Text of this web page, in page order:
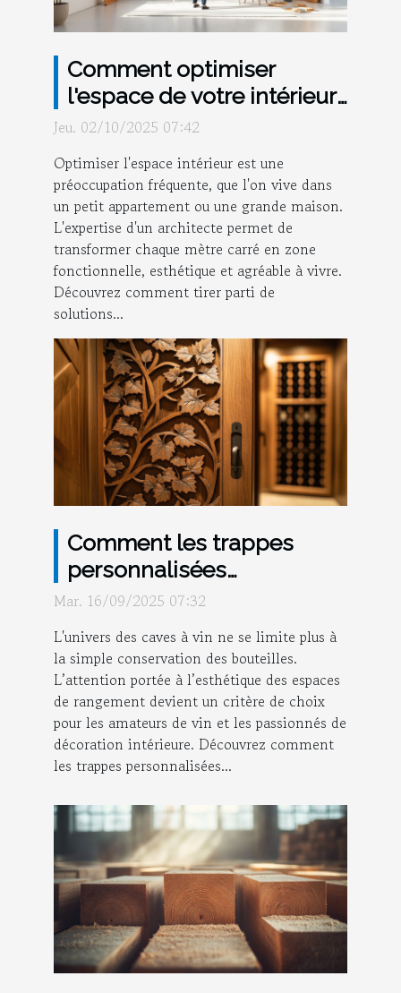
Comment optimiser
l'espace de votre intérieur
avec un architecte ?
Jeu. 02/10/2025 07:42
Optimiser l'espace intérieur est une
préoccupation fréquente, que l'on vive dans
un petit appartement ou une grande maison.
L'expertise d'un architecte permet de
transformer chaque mètre carré en zone
fonctionnelle, esthétique et agréable à vivre.
Découvrez comment tirer parti de
solutions...
Comment les trappes
personnalisées
améliorent-elles
à vin ?
Mar. 16/09/2025 07:32
L'univers des caves à vin ne se limite plus à
la simple conservation des bouteilles.
L’attention portée à l’esthétique des espaces
de rangement devient un critère de choix
pour les amateurs de vin et les passionnés de
décoration intérieure. Découvrez comment
les trappes personnalisées...